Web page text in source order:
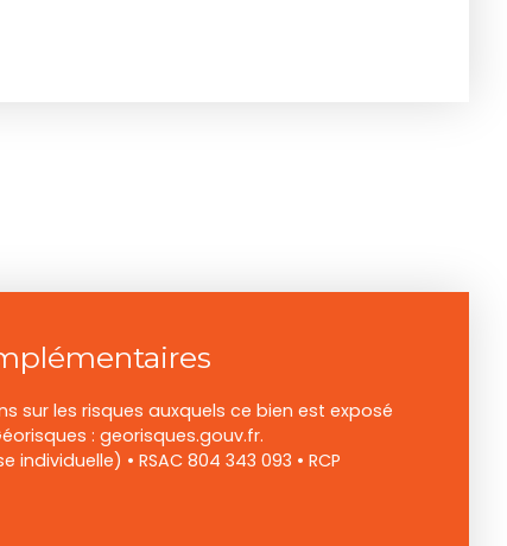
sur les risques auxquels ce bien est exposé
: georisques.gouv.fr.
• RSAC ‭804 343 093‬ • RCP